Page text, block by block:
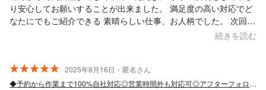
り安心してお願いすることが出来ました。 満足度の高い対応でど
なたにでもご紹介できる 素晴らしい仕事、お人柄でした。 次回も
続きを読む
2025年8月16日・匿名さん
◆予約から作業まで100%自社対応◎営業時間外も対応可◎アフターフォロー万全